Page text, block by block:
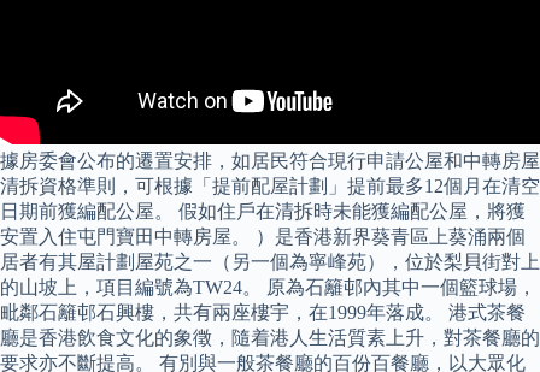
據房委會公布的遷置安排，如居民符合現行申請公屋和中轉房屋
清拆資格準則，可根據「提前配屋計劃」提前最多12個月在清空
日期前獲編配公屋。 假如住戶在清拆時未能獲編配公屋，將獲
安置入住屯門寶田中轉房屋。 ）是香港新界葵青區上葵涌兩個
居者有其屋計劃屋苑之一（另一個為寧峰苑），位於梨貝街對上
的山坡上，項目編號為TW24。 原為石籬邨內其中一個籃球場，
毗鄰石籬邨石興樓，共有兩座樓宇，在1999年落成。 港式茶餐
廳是香港飲食文化的象徵，隨着港人生活質素上升，對茶餐廳的
要求亦不斷提高。 有別與一般茶餐廳的百份百餐廳，以大眾化